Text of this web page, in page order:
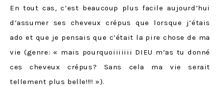
En tout cas, c’est beaucoup plus facile aujourd’hui
d’assumer ses cheveux crépus que lorsque j’étais
ado et que je pensais que c’était la pire chose de ma
vie (genre: « mais pourquoiiiiiii DIEU m’as tu donné
ces cheveux crépus? Sans cela ma vie serait
tellement plus belle!!!! »).